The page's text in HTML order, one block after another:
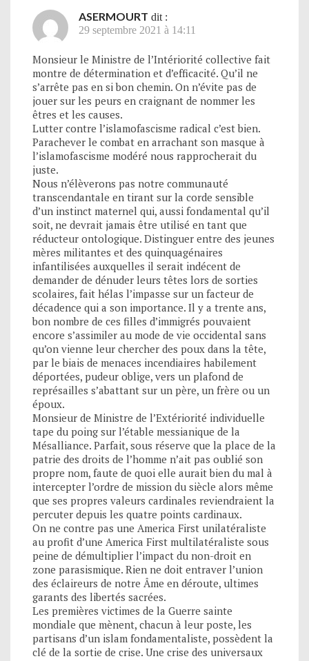
ASERMOURT dit :
29 septembre 2021 à 14:11
Monsieur le Ministre de l’Intériorité collective fait
montre de détermination et d’efficacité. Qu’il ne
s’arrête pas en si bon chemin. On n’évite pas de
jouer sur les peurs en craignant de nommer les
êtres et les causes.
Lutter contre l’islamofascisme radical c’est bien.
Parachever le combat en arrachant son masque à
l’islamofascisme modéré nous rapprocherait du
juste.
Nous n’élèverons pas notre communauté
transcendantale en tirant sur la corde sensible
d’un instinct maternel qui, aussi fondamental qu’il
soit, ne devrait jamais être utilisé en tant que
réducteur ontologique. Distinguer entre des jeunes
mères militantes et des quinquagénaires
infantilisées auxquelles il serait indécent de
demander de dénuder leurs têtes lors de sorties
scolaires, fait hélas l’impasse sur un facteur de
décadence qui a son importance. Il y a trente ans,
bon nombre de ces filles d’immigrés pouvaient
encore s’assimiler au mode de vie occidental sans
qu’on vienne leur chercher des poux dans la tête,
par le biais de menaces incendiaires habilement
déportées, pudeur oblige, vers un plafond de
représailles s’abattant sur un père, un frère ou un
époux.
Monsieur de Ministre de l’Extériorité individuelle
tape du poing sur l’étable messianique de la
Mésalliance. Parfait, sous réserve que la place de la
patrie des droits de l’homme n’ait pas oublié son
propre nom, faute de quoi elle aurait bien du mal à
intercepter l’ordre de mission du siècle alors même
que ses propres valeurs cardinales reviendraient la
percuter depuis les quatre points cardinaux.
On ne contre pas une America First unilatéraliste
au profit d’une America First multilatéraliste sous
peine de démultiplier l’impact du non-droit en
zone parasismique. Rien ne doit entraver l’union
des éclaireurs de notre Âme en déroute, ultimes
garants des libertés sacrées.
Les premières victimes de la Guerre sainte
mondiale que mènent, chacun à leur poste, les
partisans d’un islam fondamentaliste, possèdent la
clé de la sortie de crise. Une crise des universaux